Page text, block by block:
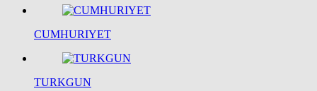
CUMHURIYET
TURKGUN